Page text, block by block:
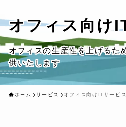
オフィス向け
オフィスの生産性を上げるた
供いたします
ホーム サービス オフィス向けITサービス